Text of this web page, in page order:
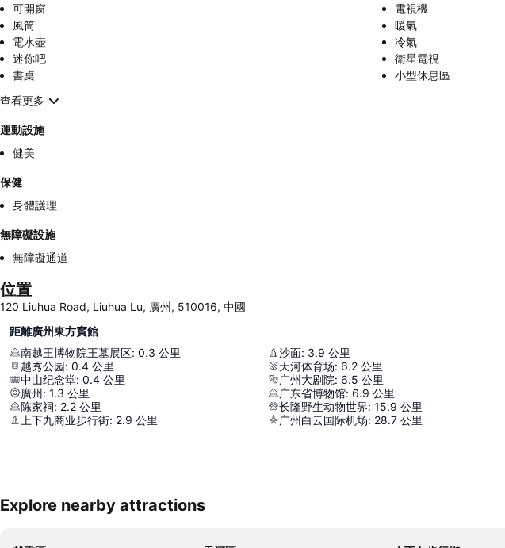
可開窗
電視機
風筒
暖氣
電水壺
冷氣
迷你吧
衛星電視
書桌
小型休息區
查看更多
運動設施
健美
保健
身體護理
無障礙設施
無障礙通道
位置
120 Liuhua Road, Liuhua Lu, 廣州, 510016, 中國
距離廣州東方賓館
南越王博物院王墓展区: 0.3 公里
越秀公园: 0.4 公里
中山纪念堂: 0.4 公里
廣州: 1.3 公里
陈家祠: 2.2 公里
上下九商业步行街: 2.9 公里
沙面: 3.9 公里
天河体育场: 6.2 公里
广州大剧院: 6.5 公里
广东省博物馆: 6.9 公里
长隆野生动物世界: 15.9 公里
广州白云国际机场: 28.7 公里
Explore nearby attractions